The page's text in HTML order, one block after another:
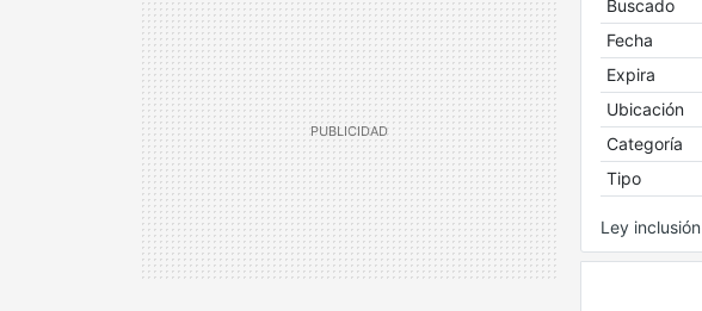
Buscado
Fecha
Expira
Ubicación
Categoría
Tipo
Ley inclusión